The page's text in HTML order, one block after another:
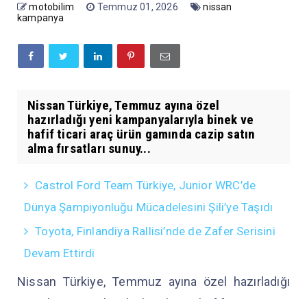
motobilim Temmuz 01, 2026
nissan
kampanya
Nissan Türkiye, Temmuz ayına özel
hazırladığı yeni kampanyalarıyla binek ve
hafif ticari araç ürün gamında cazip satın
alma fırsatları sunuy...
Castrol Ford Team Türkiye, Junior WRC’de
Dünya Şampiyonluğu Mücadelesini Şili’ye Taşıdı
Toyota, Finlandiya Rallisi’nde de Zafer Serisini
Devam Ettirdi
Nissan Türkiye, Temmuz ayına özel hazırladığı